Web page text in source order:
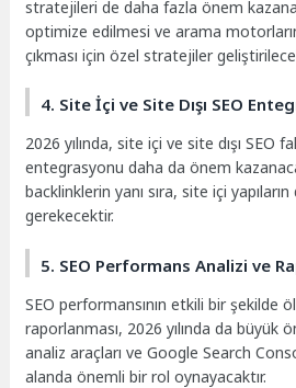
stratejileri de daha fazla önem
optimize edilmesi ve arama
çıkması için özel stratejiler
4. Site İçi ve Site Dışı SEO
2026 yılında, site içi ve site dışı SEO
entegrasyonu daha da önem
backlinklerin yanı sıra, site içi
gerekecektir.
5. SEO Performans Analizi ve
SEO performansının etkili bir şekilde
raporlanması, 2026 yılında da büyük
analiz araçları ve Google Search
alanda önemli bir rol oynayacaktır.